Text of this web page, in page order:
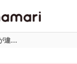
イト
違…